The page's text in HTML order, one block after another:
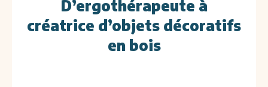
D’ergothérapeute à
créatrice d’objets décoratifs
en bois